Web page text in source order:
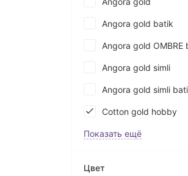
Angora gold batik
Angora gold OMBRE
Angora gold simli
Angora gold simli
Cotton gold hobby
Показать ещё
Цвет